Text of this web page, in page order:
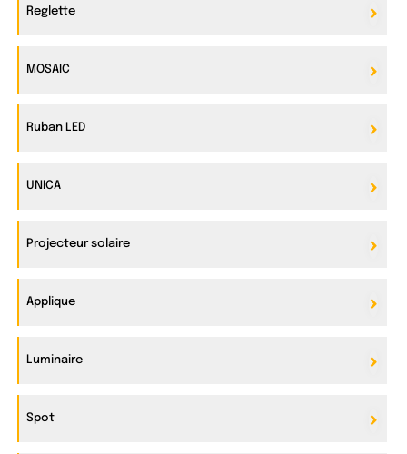
Reglette
MOSAIC
Ruban LED
UNICA
Projecteur solaire
Applique
Luminaire
Spot